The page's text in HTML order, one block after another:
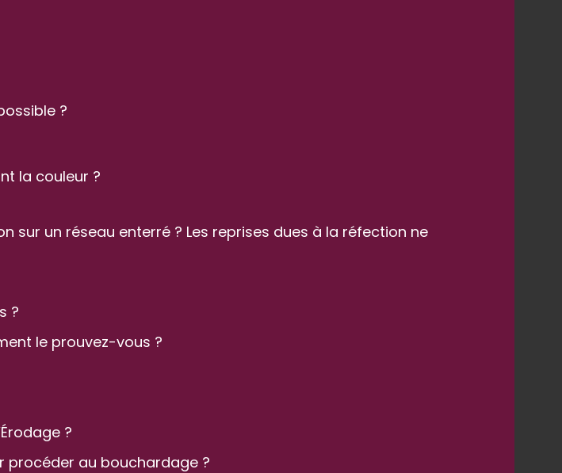
?
la couleur ?
sur un réseau enterré ? Les reprises dues à la réfection ne
?
le prouvez-vous ?
?
procéder au bouchardage ?